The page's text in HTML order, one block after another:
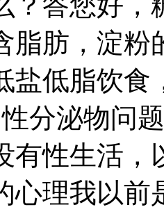
脂肪，淀粉
盐低脂饮食
分泌物问
有性生活，
心理我以前